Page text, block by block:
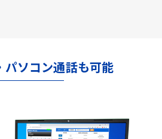
パソコン通話も可能